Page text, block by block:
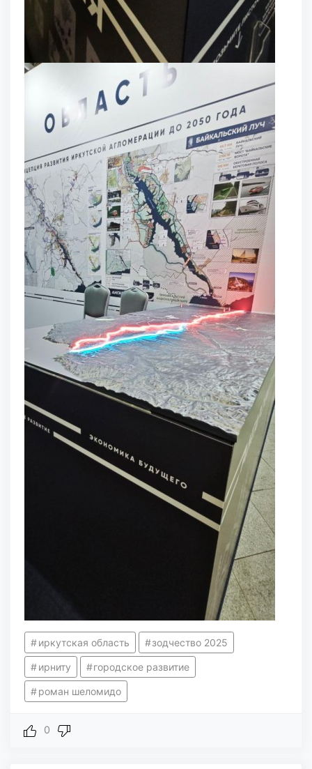
иркутская область зодчество 2025
ирниту городское развитие
роман шеломидо
0